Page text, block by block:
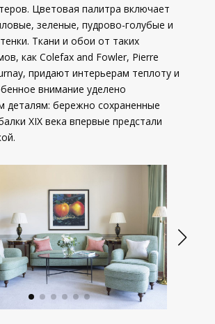
Цветовая палитра включает
зеленые, пудрово-голубые и
Ткани и обои от таких
как Colefax and Fowler, Pierre
придают интерьерам теплоту и
внимание уделено
деталям: бережно сохраненные
XIX века впервые предстали